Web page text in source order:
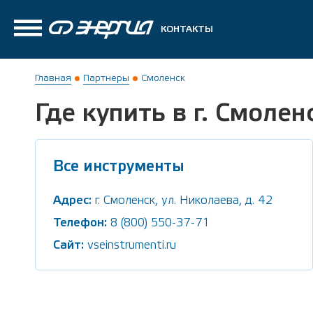
КОНТАКТЫ
Главная Партнеры Смоленск
Где купить в г.
Все инструменты
Адрес: г. Смоленск, ул. Николаева, д. 42
Телефон: 8 (800) 550-37-71
Сайт: vseinstrumenti.ru